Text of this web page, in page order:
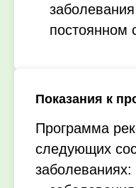
постоянном
Показания к
Программа
следующих
заболеваниях: